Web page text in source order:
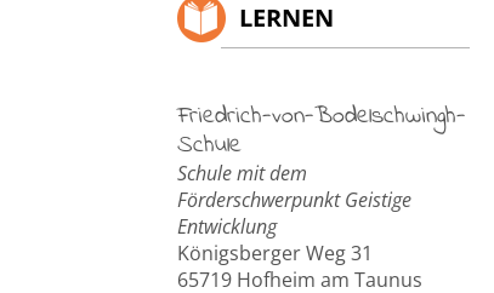
LERNEN
Friedrich-von-Bodelschwingh-
Schule
Schule mit dem
Förderschwerpunkt Geistige
Entwicklung
Königsberger Weg 31
65719 Hofheim am Taunus